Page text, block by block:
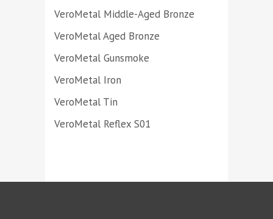
VeroMetal Middle-Aged Bronze
VeroMetal Aged Bronze
VeroMetal Gunsmoke
VeroMetal Iron
VeroMetal Tin
VeroMetal Reflex S01